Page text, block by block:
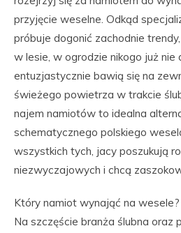
przyjęcie weselne. Odkąd
próbuje dogonić zachodnie
w lesie, w ogrodzie nikogo już nie
entuzjastycznie bawią się na
świeżego powietrza w trakcie
najem namiotów to idealna
schematycznego polskiego
wszystkich tych, jacy poszukują
niezwyczajowych i chcą
Który namiot wynająć na wesele?
Na szczęście branża ślubna oraz